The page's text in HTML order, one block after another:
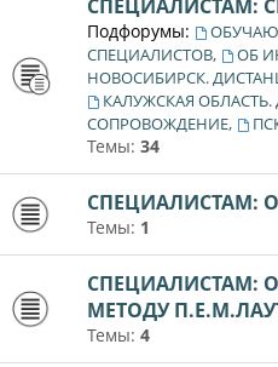
СПЕЦИАЛИСТАМ:
Подфорумы:
СПЕЦИАЛИСТОВ, ОБ
НОВОСИБИРСК.
КАЛУЖСКАЯ
СОПРОВОЖДЕНИЕ,
Темы: 34
СПЕЦИАЛИСТАМ:
Темы: 1
СПЕЦИАЛИСТАМ:
МЕТОДУ
Темы: 4